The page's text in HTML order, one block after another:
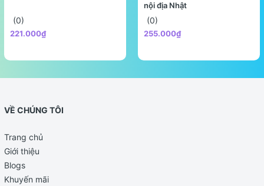
(0)
221.000₫
nội địa Nhật
(0)
255.000₫
VỀ CHÚNG TÔI
Trang chủ
Giới thiệu
Blogs
Khuyến mãi